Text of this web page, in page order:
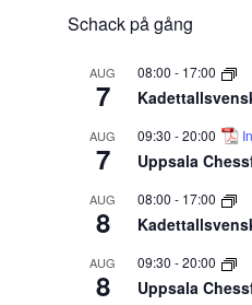
Schack på gång
AUG
7
08:00 - 17:00
AUG
7
09:30 -20:00
Uppsala
AUG
8
08:00 - 17:00
AUG
8
09:30 -20:00
Uppsala